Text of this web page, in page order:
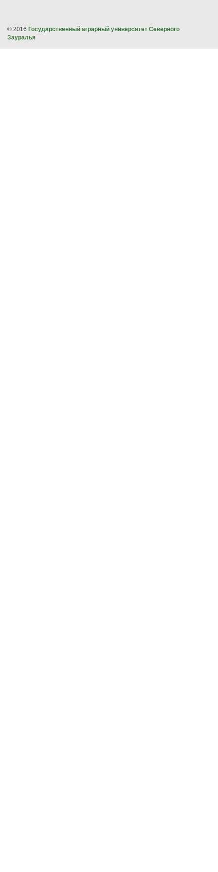
© 2016 Государственный аграрный университет Северного
Зауралья